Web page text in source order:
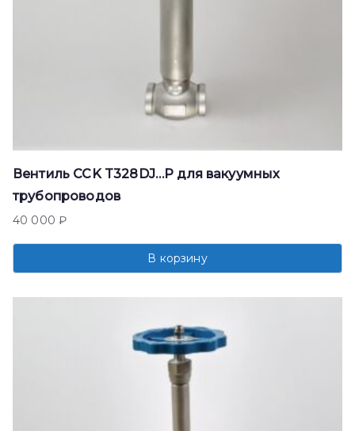
Вентиль CCK T328DJ…P для вакуумных
трубопроводов
40 000₽
В корзину